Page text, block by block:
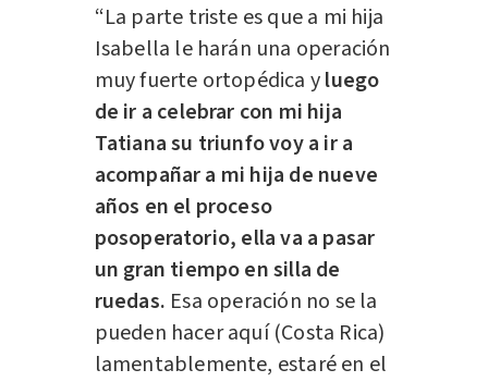
“La parte triste es que a mi hija
Isabella le harán una operación
muy fuerte ortopédica yluego
de ir a celebrar con mi hija
Tatiana su triunfo voy a ir a
acompañar a mi hija de nueve
años en el proceso
posoperatorio, ella va a pasar
un gran tiempo en silla de
ruedas. Esa operación no se la
pueden hacer aquí (Costa Rica)
lamentablemente, estaré en el